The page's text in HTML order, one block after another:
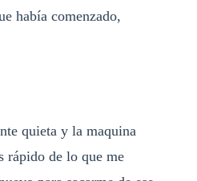
había comenzado,
quieta y la maquina
rápido de lo que me